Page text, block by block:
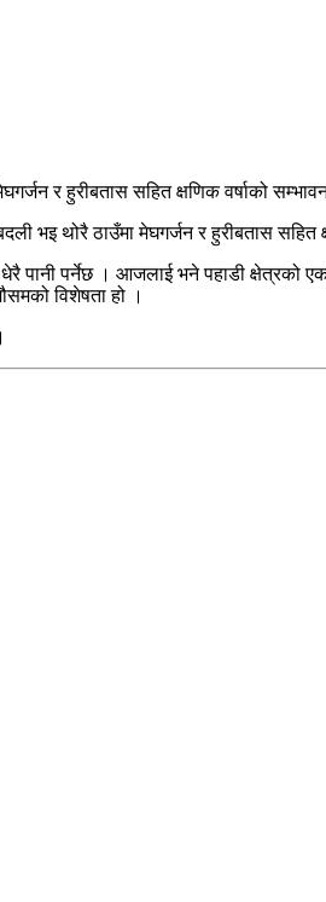
र हुरीबतास सहित क्षणिक वर्षाको
भइ थोरै ठाउँमा मेघगर्जन र हुरीबतास सहित
पानी पर्नेछ । आजलाई भने पहाडी
विशेषता हो ।